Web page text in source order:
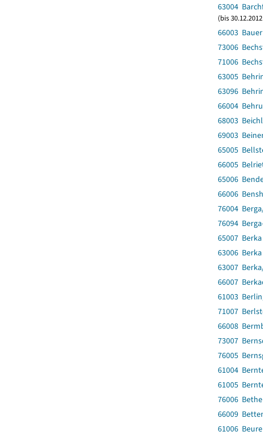
63004
(bis
66003
73006
71006
63005
63096
66004
68003
69003
65005
66005
65006
66006
76004
76094
65007 Berka
63006
63007
66007
61003
71007
66008
73007
76005
61004
61005
76006
66009
61006